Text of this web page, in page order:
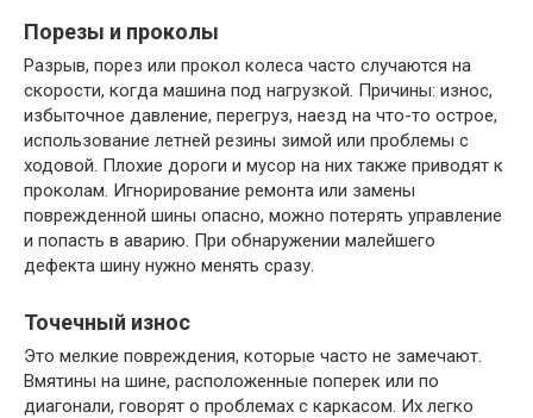
Порезы и проколы
Разрыв, порез или прокол колеса часто случаются на
скорости, когда машина под нагрузкой. Причины: износ,
избыточное давление, перегруз, наезд на что-то острое,
использование летней резины зимой или проблемы с
ходовой. Плохие дороги и мусор на них также приводят к
проколам. Игнорирование ремонта или замены
поврежденной шины опасно, можно потерять управление
и попасть в аварию. При обнаружении малейшего
дефекта шину нужно менять сразу.
Точечный износ
Это мелкие повреждения, которые часто не замечают.
Вмятины на шине, расположенные поперек или по
диагонали, говорят о проблемах с каркасом. Их легко